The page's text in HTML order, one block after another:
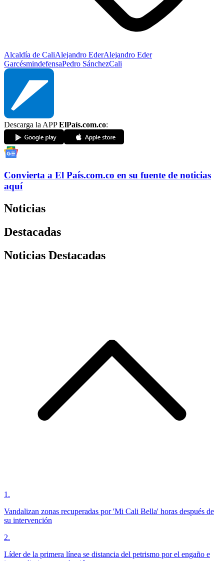
Alcaldía de CaliAlejandro EderAlejandro Eder
GarcésmindefensaPedro SánchezCali
Descarga la APPElPaís.com.co:
Convierta a El País.com.co en su fuente de noticias
aquí
Noticias
Destacadas
Noticias Destacadas
1 .
Vandalizan zonas recuperadas por 'Mi Cali Bella' horas después de
su intervención
2.
Líder de la primera línea se distancia del petrismo por el engaño e